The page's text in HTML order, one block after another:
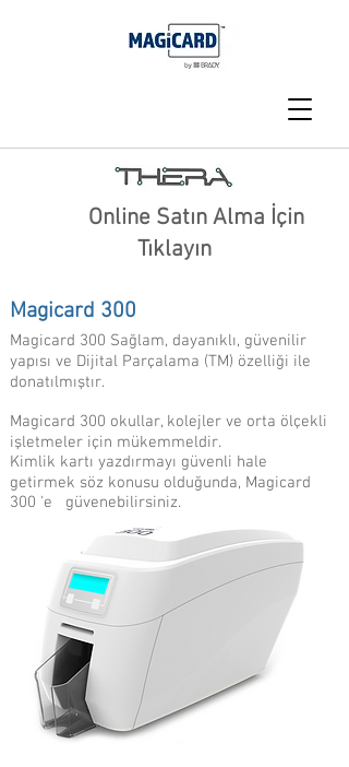
Online Satın Alma İçin
Tıklayın
Magicard 300
Magicard 300 Sağlam, dayanıklı, güvenilir
yapısı ve Dijital Parçalama (TM) özelliği ile
donatılmıştır.
Magicard 300 okullar, kolejler ve orta ölçekli
işletmeler için mükemmeldir.
Kimlik kartı yazdırmayı güvenli hale
getirmek söz konusu olduğunda, Magicard
300 'e güvenebilirsiniz.